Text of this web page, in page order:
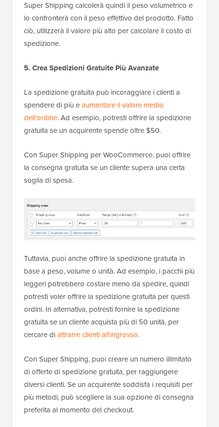
Super Shipping calcolerà quindi il peso volumetrico e
lo confronterà con il peso effettivo del prodotto. Fatto
ciò, utilizzerà il valore più alto per calcolare il costo di
spedizione.
5. Crea Spedizioni Gratuite Più Avanzate
La spedizione gratuita può incoraggiare i clienti a
spendere di più eaumentare il valore medio
dell'ordine. Ad esempio, potresti offrire la spedizione
gratuita se un acquirente spende oltre $50.
Con Super Shipping per WooCommerce, puoi offrire
la consegna gratuita se un cliente supera una certa
soglia di spesa.
Tuttavia, puoi anche offrire la spedizione gratuita in
base a peso, volume o unità. Ad esempio, i pacchi più
leggeri potrebbero costare meno da spedire, quindi
potresti voler offrire la spedizione gratuita per questi
ordini. In alternativa, potresti fornire la spedizione
gratuita se un cliente acquista più di 50 unità, per
cercare diattrarre clienti all'ingrosso.
Con Super Shipping, puoi creare un numero illimitato
di offerte di spedizione gratuita, per raggiungere
diversi clienti. Se un acquirente soddisfa i requisiti per
più metodi, può scegliere la sua opzione di consegna
preferita al momento del checkout.